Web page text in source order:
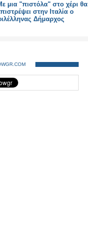
μια "πιστόλα" στο χέρι θα
στην Ιταλία ο
Δήμαρχος